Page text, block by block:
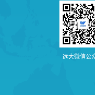
远大微信公